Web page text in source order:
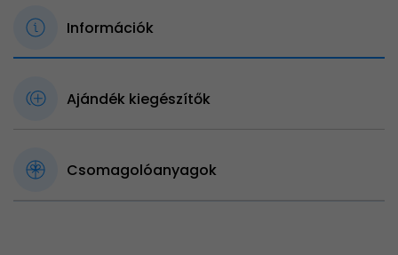
Információk
Ajándék kiegészítők
Csomagolóanyagok